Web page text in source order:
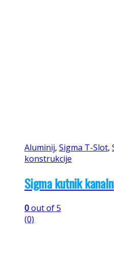
Aluminij, Sigma T-Slot,
konstrukcije
Sigma kutnik
0out of 5
(0)